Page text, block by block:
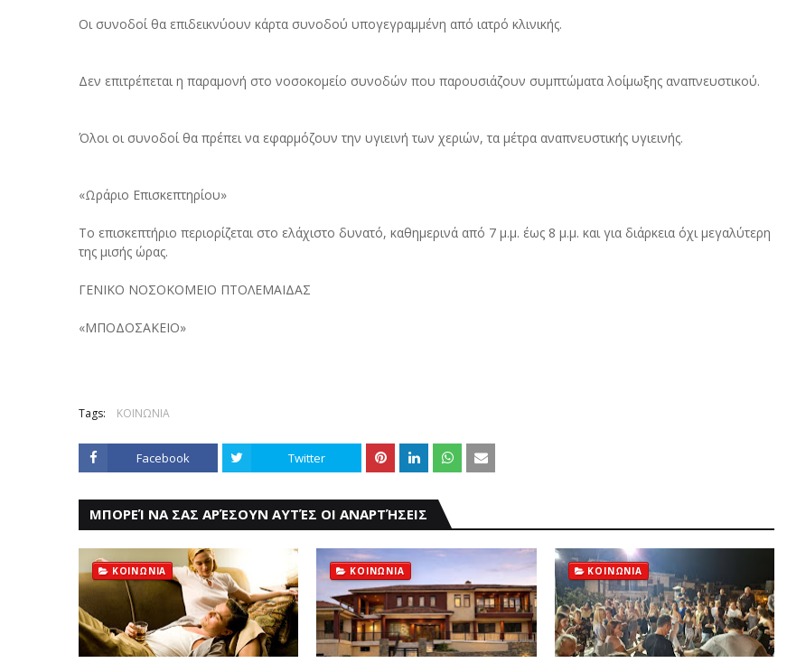
Οι συνοδοί θα επιδεικνύουν κάρτα συνοδού υπογεγραμμένη από ιατρό κλινικής.
Δεν επιτρέπεται η παραμονή στο νοσοκομείο συνοδών που παρουσιάζουν συμπτώματα λοίμωξης αναπνευστικού.
Όλοι οι συνοδοί θα πρέπει να εφαρμόζουν την υγιεινή των χεριών, τα μέτρα αναπνευστικής υγιεινής.
«Ωράριο Επισκεπτηρίου»
Το επισκεπτήριο περιορίζεται στο ελάχιστο δυνατό, καθημερινά από 7 μ.μ. έως 8 μ.μ. και για διάρκεια όχι μεγαλύτερη
της μισής ώρας.
ΓΕΝΙΚΟ ΝΟΣΟΚΟΜΕΙΟ ΠΤΟΛΕΜΑΙΔΑΣ
«ΜΠΟΔΟΣΑΚΕΙΟ»
Tags: ΚΟΙΝΩΝΙΑ
Facebook Twitter
ΜΠΟΡΕΊ ΝΑ ΣΑΣ ΑΡΈΣΟΥΝ ΑΥΤΈΣ ΟΙ ΑΝΑΡΤΉΣΕΙΣ
ΚΟΙΝΩΝΙΑ ΚΟΙΝΩΝΙΑ ΚΟΙΝΩΝΙΑ